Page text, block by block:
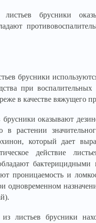
брусники
брусники
при
в качестве вяжущего
брусники оказывают
в растении
который дает
действие
бактерицидными
проницаемость и
одновременном
листьев брусники